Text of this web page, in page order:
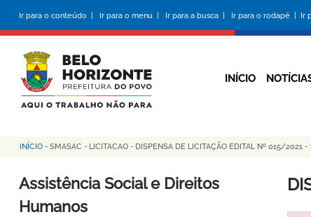
conteúdo
principal
Ir para o conteúdo | Ir para o menu | Ir para a busca | Ir para o rodapé | Ir
INÍCIO
Trilha
de
navegação
INÍCIO - SMASAC - LICITACAO - DISPENSA DE LICITAÇÃO EDITAL Nº 015/2021 -
Assistência Social e Direitos
Humanos